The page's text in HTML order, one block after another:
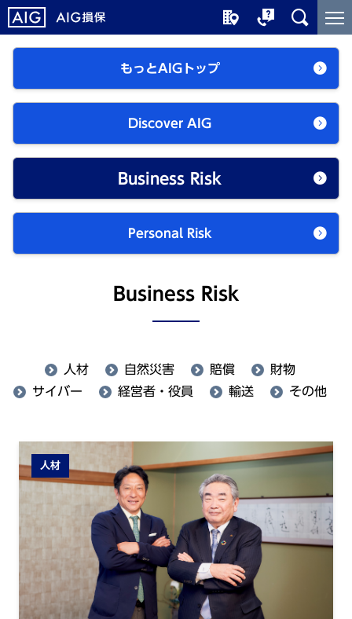
メ
イ
こ
こ
もっとAIGトップ
Discover AIG
Business Risk
Personal Risk
Business Risk
人材 自然災害 賠償
財物
サイバー
経営者・役員 輸送 その他
人材